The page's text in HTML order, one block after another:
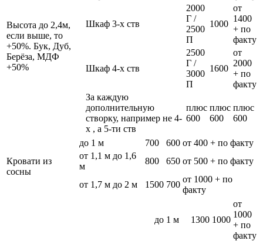
Высота до 2,4м,
если выше, то
+50%. Бук, Дуб,
Берёза, МДФ
+50%
Шкаф 3-х ств
2000
Г /
2500
П
1000
от
1400
+ по
факту
Шкаф 4-х ств
2500
Г /
3000
П
1600
от
2000
+ по
факту
За каждую
дополнительную
створку, например не 4-
х , а 5-ти ств
плюс
600
плюс
600
плюс
600
Кровати из
сосны
до 1 м 700 600 от 400 + по факту
от 1,1 м до 1,6
м
800 650 от 500 + по факту
от 1,7 м до 2 м 1500 700
от 1000 + по
факту
до 1 м 1300 1000
от
1000
+ по
факту